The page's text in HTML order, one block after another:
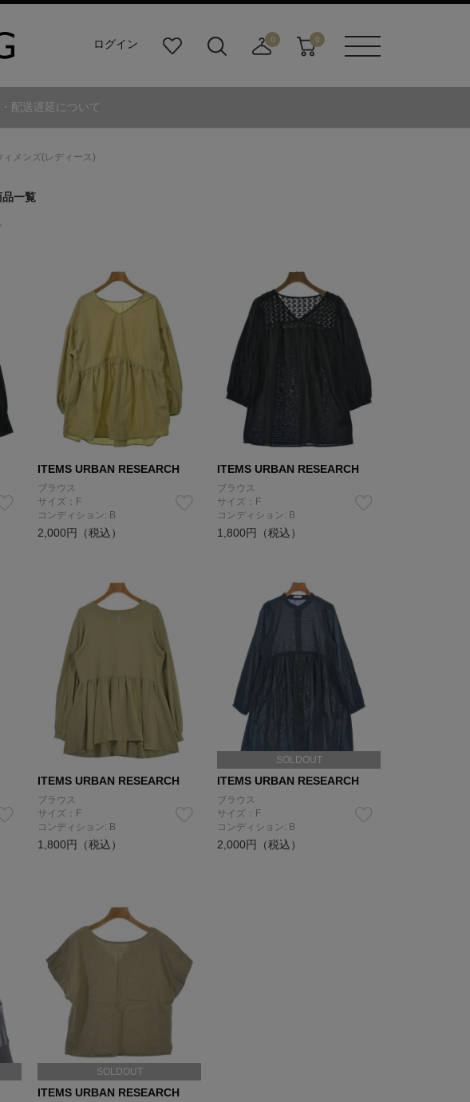
ログイン
り
ダ
0
寄
0
配送遅延について
ィメンズ(レディース)
一覧
ITEMS URBAN RESEARCH
ブラウス
サイズ：F
コンディション: B
2,000円（税込）
ITEMS URBAN RESEARCH
ブラウス
サイズ：F
コンディション: B
1,800円（税込）
ITEMS URBAN RESEARCH
ブラウス
サイズ：F
コンディション: B
1,800円（税込）
SOLDOUT
ITEMS URBAN RESEARCH
ブラウス
サイズ：F
コンディション: B
2,000円（税込）
SOLDOUT
ITEMS URBAN RESEARCH